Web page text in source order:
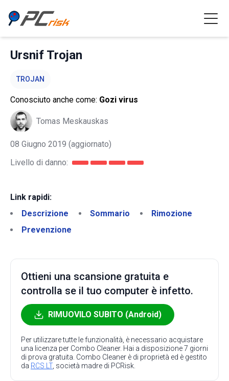
Ursnif Trojan
TROJAN
Conosciuto anche come: Gozi virus
Tomas Meskauskas
08 Giugno 2019 (aggiornato)
Livello di danno:
Link rapidi:
Descrizione
Sommario
Rimozione
Prevenzione
Ottieni una scansione gratuita e
controlla se il tuo computer è infetto.
RIMUOVILO SUBITO (Android)
Per utilizzare tutte le funzionalità, è necessario acquistare
una licenza per Combo Cleaner. Hai a disposizione 7 giorni
di prova gratuita. Combo Cleaner è di proprietà ed è gestito
da RCS LT, società madre di PCRisk.